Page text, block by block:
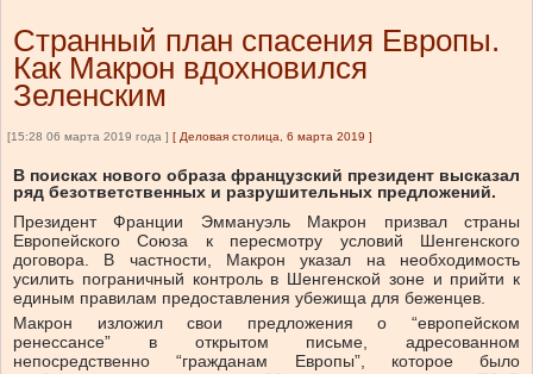
Странный план спасения Европы.
Как Макрон вдохновился
Зеленским
[15:28 06 марта 2019 года ] [ Деловая столица, 6 марта 2019 ]
В поисках нового образа французский президент высказал
ряд безответственных и разрушительных предложений.
Президент Франции Эммануэль Макрон призвал страны
Европейского Союза к пересмотру условий Шенгенского
договора. В частности, Макрон указал на необходимость
усилить пограничный контроль в Шенгенской зоне и прийти к
единым правилам предоставления убежища для беженцев.
Макрон изложил свои предложения о “европейском
ренессансе” в открытом письме, адресованном
непосредственно “гражданам Европы”, которое было